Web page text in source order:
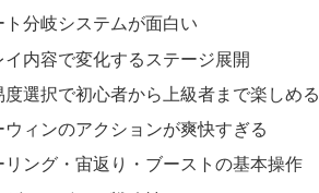
ト分岐システムが面白い
イ内容で変化するステージ展開
度選択で初心者から上級者まで楽しめる
ウィンのアクションが爽快すぎる
リング・宙返り・ブーストの基本操作